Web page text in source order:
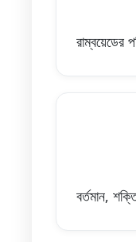
রাম্বয়েডের
বর্তমান,